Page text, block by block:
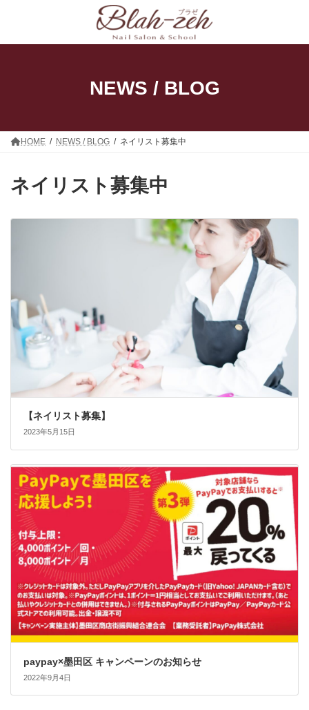
ン
ー
NEWS / BLOG
HOME NEWS / BLOG ネイリスト募集中
ネイリスト募集中
【ネイリスト募集】
2023年5月15日
paypay×墨田区 キャンペーンのお知らせ
2022年9月4日